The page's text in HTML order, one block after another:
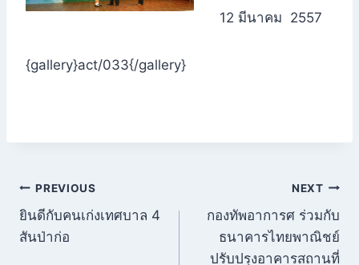
12 มีนาคม 2557
{gallery}act/033{/gallery}
แนะแนว
เรื่อง
PREVIOUS
ยินดีกับคนเก่งเทศบาล 4
สันป่าก่อ
NEXT
กองทัพอาการศ ร่วมกับ
ธนาคารไทยพาณิชย์
ปรับปรุงอาคารสถานที่